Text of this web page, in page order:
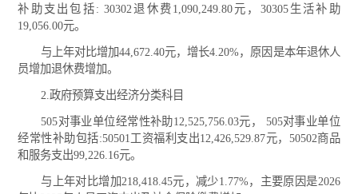
补助支出包括: 30302退休费1,090,249.80元，30305生活补助
19,056.00元。
与上年对比增加44,672.40元，增长4.20%，原因是本年退休人
员增加退休费增加。
2.政府预算支出经济分类科目
505对事业单位经常性补助12,525,756.03元， 505对事业单位
经常性补助包括:50501工资福利支出12,426,529.87元，50502商品
和服务支出99,226.16元。
与上年对比增加218,418.45元，减少1.77%，主要原因是2026